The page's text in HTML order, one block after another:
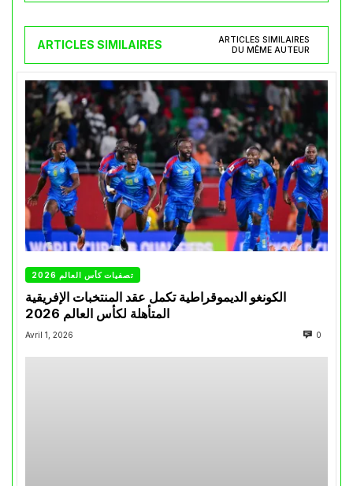
ARTICLES SIMILAIRES
ARTICLES SIMILAIRES
DU MÊME AUTEUR
تصفيات كأس العالم 2026
الكونغو الديموقراطية تكمل عقد المنتخبات الإفريقية
المتأهلة لكأس العالم 2026
Avril 1, 2026 0